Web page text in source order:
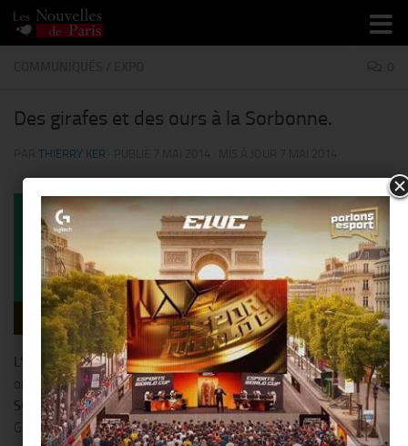
Skip to content
Des girafes et des ours à la Sorbonne.
THIERRY KER
L’Université Paris 1 Panthéon Sorbonne
, place du Panthéon
organise une exposition des sculptures grand format de
SOPHIE VERGER du 26 mai au 20 juin 2014 – Cour d’honneur et
Galerie Soufflot sous le titre« EXTRAITS ».